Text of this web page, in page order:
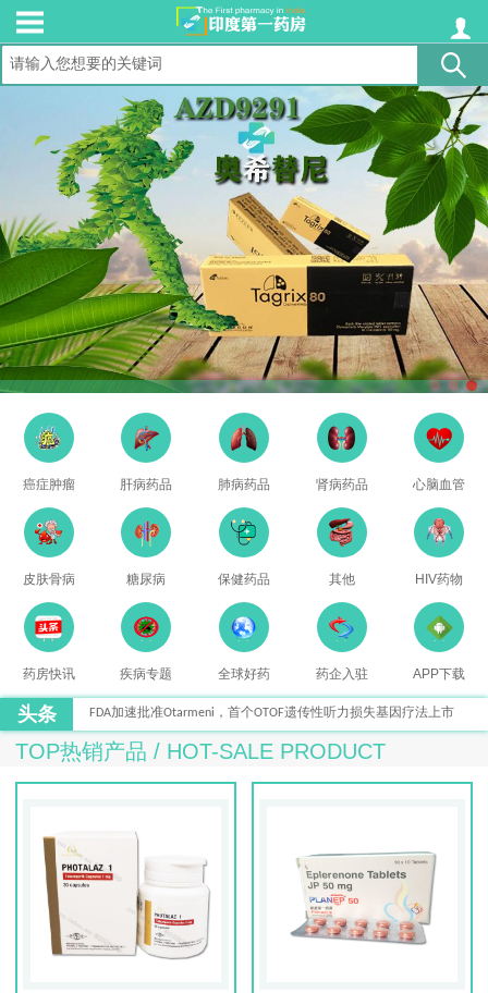
癌症肿瘤 肝病药品 肺病药品 肾病药品 心脑血管
皮肤骨病 糖尿病 保健药品 其他 HIV药物
药房快讯 疾病专题 全球好药 药企入驻 APP下载
头条 FDA加速批准Otarmeni，首个OTOF遗传性听力损失基因疗法上市
TOP热销产品 / HOT-SALE PRODUCT